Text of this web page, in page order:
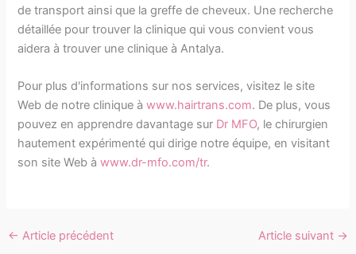
de transport ainsi que la greffe de cheveux. Une recherche
détaillée pour trouver la clinique qui vous convient vous
aidera à trouver une clinique à Antalya.
Pour plus d'informations sur nos services, visitez le site
Web de notre clinique àwww.hairtrans.com. De plus, vous
pouvez en apprendre davantage sur Dr MFO, le chirurgien
hautement expérimenté qui dirige notre équipe, en visitant
son site Web àwww.dr-mfo.com/tr.
← Article précédent Article suivant →